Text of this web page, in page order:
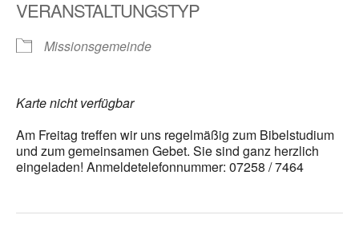
VERANSTALTUNGSTYP
Missionsgemeinde
Karte nicht verfügbar
Am Freitag treffen wir uns regelmäßig zum Bibelstudium
und zum gemeinsamen Gebet. Sie sind ganz herzlich
eingeladen! Anmeldetelefonnummer: 07258 / 7464